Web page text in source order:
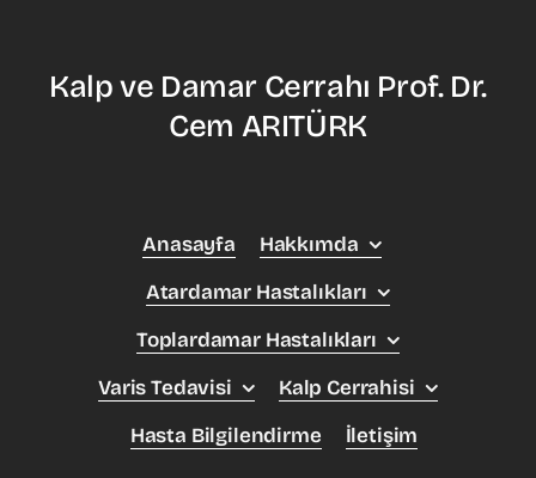
Kalp ve Damar Cerrahı Prof. Dr.
Cem ARITÜRK
Anasayfa
Hakkımda
Atardamar Hastalıkları
Toplardamar Hastalıkları
Varis Tedavisi
Kalp Cerrahisi
Hasta Bilgilendirme
İletişim